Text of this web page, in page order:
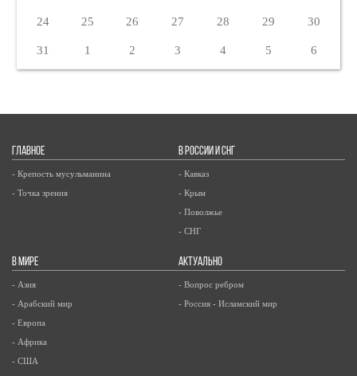
24 25 26 27 28 29 30
31 1 2 3 4 5 6
ГЛАВНОЕ
- Крепость мусульманина
- Точка зрения
В РОССИИ И СНГ
- Кавказ
- Крым
- Поволжье
- СНГ
В МИРЕ
- Азия
- Арабский мир
- Европа
- Африка
- США
АКТУАЛЬНО
- Вопрос ребром
- Россия - Исламский мир